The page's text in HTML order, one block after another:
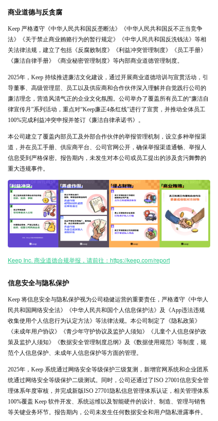
商业道德与反贪腐
Keep 严格遵守《中华人民共和国反垄断法》《中华人民共和国反不正当竞争
法》《关于禁止商业贿赂行为的暂行规定》《中华人民共和国反洗钱法》等相
关法律法规，建立了包括《反腐败制度》《利益冲突管理制度》《员工手册》
《廉洁自律手册》《商业秘密管理制度》等内部商业道德管理制度。
2025年，Keep 持续推进廉洁文化建设，通过开展商业道德培训与宣贯活动，引
导董事、高级管理层、员工以及供应商和合作伙伴深入理解并自觉践行公司的
廉洁理念，营造风清气正的企业文化氛围。公司举办了覆盖所有员工的“廉洁自
律宣传月”系列活动，重点对“Keep廉正4条红线”进行了宣贯，并推动全体员工
100%完成利益冲突申报并签订《廉洁自律承诺书》。
本公司建立了覆盖内部员工及外部合作伙伴的举报管理机制，设立多种举报渠
道，并在员工手册、供应商平台、公司官网公开，确保举报渠道通畅、举报人
信息受到严格保密。报告期内，未发生对本公司或员工提出的涉及贪污舞弊的
重大违规事件。
Keep Inc. 商业道德合规举报，请前往：https://keep.com/report
信息安全与隐私保护
Keep 将信息安全与隐私保护视为公司稳健运营的重要责任，严格遵守《中华人
民共和国网络安全法》《中华人民共和国个人信息保护法》及《App违法违规
收集使用个人信息行为认定方法》等法律法规。本公司制定了《隐私政策》
《未成年用户协议》《青少年守护协议及监护人须知》《儿童个人信息保护政
策及监护人须知》《数据安全管理制度总纲》及《数据使用规范》等制度，规
范个人信息保护、未成年人信息保护等方面的管理。
2025年，Keep 系统通过网络安全等级保护三级复测，新增官网系统和企业团系
统通过网络安全等级保护二级测试。同时，公司还通过了ISO 27001信息安全管
理体系年度审核，并完成新版ISO 27701隐私信息管理体系认证，相关管理体系
100%覆盖 Keep 软件开发、系统运维以及智能硬件的设计、制造、管理与销售
等关键业务环节。报告期内，公司未发生任何数据安全和用户隐私泄露事件。